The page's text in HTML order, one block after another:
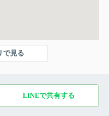
で見る
LINEで共有する